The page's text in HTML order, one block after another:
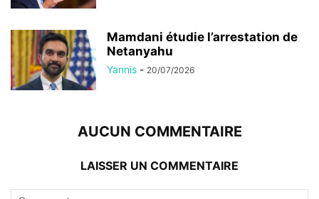
Mamdani étudie l’arrestation de
Netanyahu
Yannis - 20/07/2026
AUCUN COMMENTAIRE
LAISSER UN COMMENTAIRE